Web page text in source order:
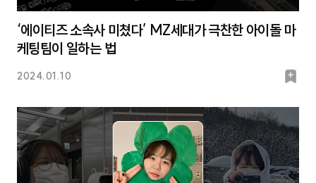
‘에이티즈 소속사 미쳤다’ MZ세대가 극찬한 아이돌 마
케팅팀이 일하는 법
2024.01.10
북
크